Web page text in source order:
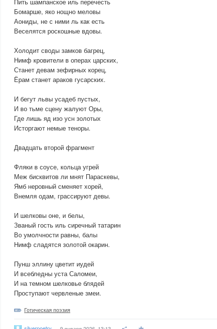
Бомарше, яко нощно меловы
Аониды, не с ними ль как есть
Веселятся роскошные вдовы.
Холодит своды замков багрец,
Нимф кровители в операх царских,
Станет девам зефирных корец,
Ёрам станет араков гусарских.
И бегут львы усадеб пустых,
И во тьме сцену жалуют Оры,
Где лишь яд изо усн золотых
Исторгают немые теноры.
Двадцать второй фрагмент
Фляки в соусе, кольца угрей
Меж бисквитов ли мнят Параскевы,
Ямб неровный сменяет хорей,
Внемля одам, грассируют девы.
И шелковы оне, и белы,
Званый гость иль сиречный татарин
Во умолчности равны, балы
Нимф сладятся золотой окарин.
Пунш эллину цветит иудей
И всебледны уста Саломеи,
И на темном шелковье блядей
Проступают червленые змеи.
Готическая поэзия